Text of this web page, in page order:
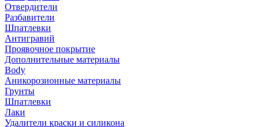
Отвердители
Разбавители
Шпатлевки
Антигравий
Проявочное покрытие
Дополнительные материалы
Body
Аникорозионные материалы
Грунты
Шпатлевки
Лаки
Удалители краски и силикона